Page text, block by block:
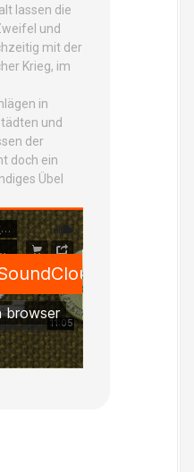
lassen die
und
mit der
Krieg, im
in
und
der
doch ein
Übel